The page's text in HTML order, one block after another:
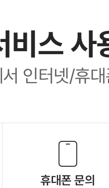
비스 사
인터넷/휴
휴대폰 문의